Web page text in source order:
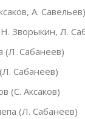
А. Савельев)
Зворыкин, Л.
(Л. Сабанеев)
Сабанеев)
(С. Аксаков)
(Л. Сабанеев)